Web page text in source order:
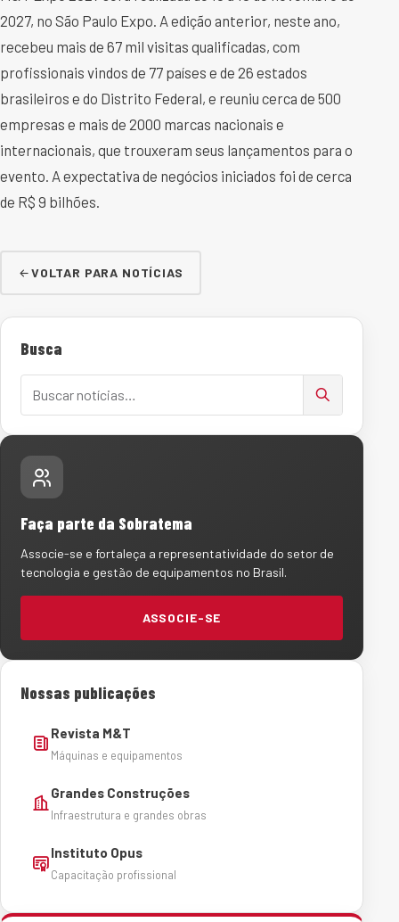
2027, no São Paulo Expo. A edição anterior, neste ano,
recebeu mais de 67 mil visitas qualificadas, com
profissionais vindos de 77 países e de 26 estados
brasileiros e do Distrito Federal, e reuniu cerca de 500
empresas e mais de 2000 marcas nacionais e
internacionais, que trouxeram seus lançamentos para o
evento. A expectativa de negócios iniciados foi de cerca
de R$ 9 bilhões.
VOLTAR PARA NOTÍCIAS
Busca
Faça parte da Sobratema
Associe-se e fortaleça a representatividade do setor de
tecnologia e gestão de equipamentos no Brasil.
ASSOCIE-SE
Nossas publicações
Revista M&T
Máquinas e equipamentos
Grandes Construções
Infraestrutura e grandes obras
Instituto Opus
Capacitação profissional